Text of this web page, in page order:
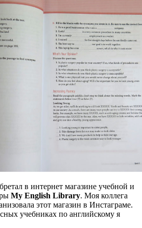
в интернет магазине учебной и
My English Library. Моя коллега
этот магазин в Инстаграме.
учебниках по английскому я